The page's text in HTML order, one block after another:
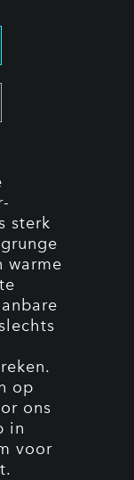
sterk
warme
op
ons
in
voor